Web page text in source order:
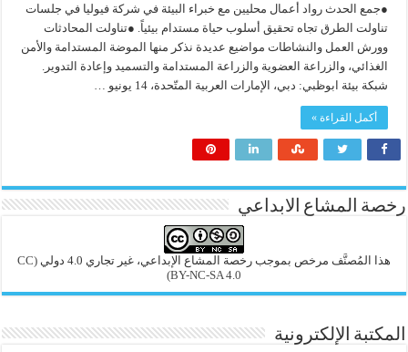
●جمع الحدث رواد أعمال محليين مع خبراء البيئة في شركة فيوليا في جلسات
تناولت الطرق تجاه تحقيق أسلوب حياة مستدام بيئياً. ●تناولت المحادثات
وورش العمل والنشاطات مواضيع عديدة نذكر منها الموضة المستدامة والأمن
الغذائي، والزراعة العضوية والزراعة المستدامة والتسميد وإعادة التدوير.
شبكة بيئة ابوظبي: دبي، الإمارات العربية المتّحدة، 14 يونيو …
أكمل القراءة »
رخصة المشاع الابداعي
هذا المُصنَّف مرخص بموجب رخصة المشاع الإبداعي، غير تجاري 4.0 دولي
(CC
BY-NC-SA 4.0)
المكتبة الإلكترونية